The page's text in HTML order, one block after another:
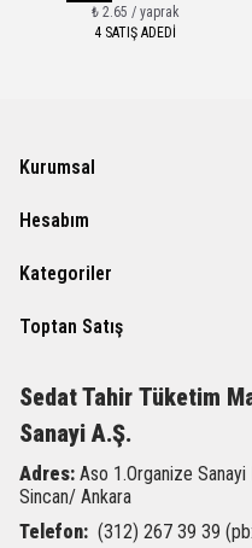
₺ 2.65 / yaprak
4 SATIŞ ADEDİ
Kurumsal
Hesabım
Kategoriler
Toptan Satış
Sedat Tahir Tüketim
Sanayi A.Ş.
Adres: Aso 1.Organize
Sincan/ Ankara
Telefon: (312) 267 39 39